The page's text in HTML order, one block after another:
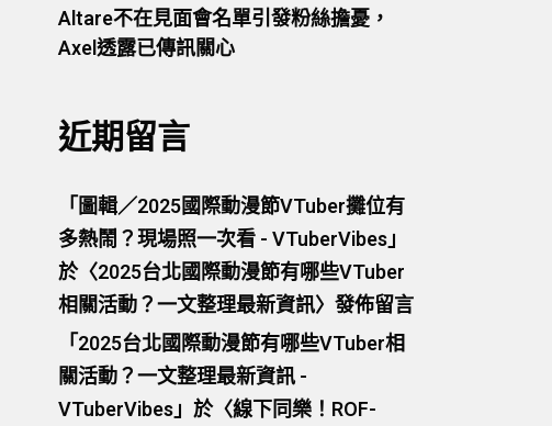
Altare不在見面會名單引發粉絲擔憂，
Axel透露已傳訊關心
近期留言
「圖輯／2025國際動漫節VTuber攤位有
多熱鬧？現場照一次看 - VTuberVibes」
於〈2025台北國際動漫節有哪些VTuber
相關活動？一文整理最新資訊〉發佈留言
「2025台北國際動漫節有哪些VTuber相
關活動？一文整理最新資訊 -
VTuberVibes」於〈線下同樂！ROF-